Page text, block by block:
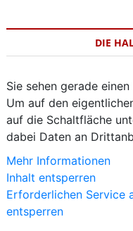
DIE
Sie sehen gerade
Um auf den
auf die Schaltfläche
dabei Daten an
Mehr Informationen
Inhalt entsperren
Erforderlichen Service
entsperren